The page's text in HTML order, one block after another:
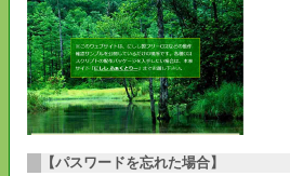
【パスワードを忘れた場合】